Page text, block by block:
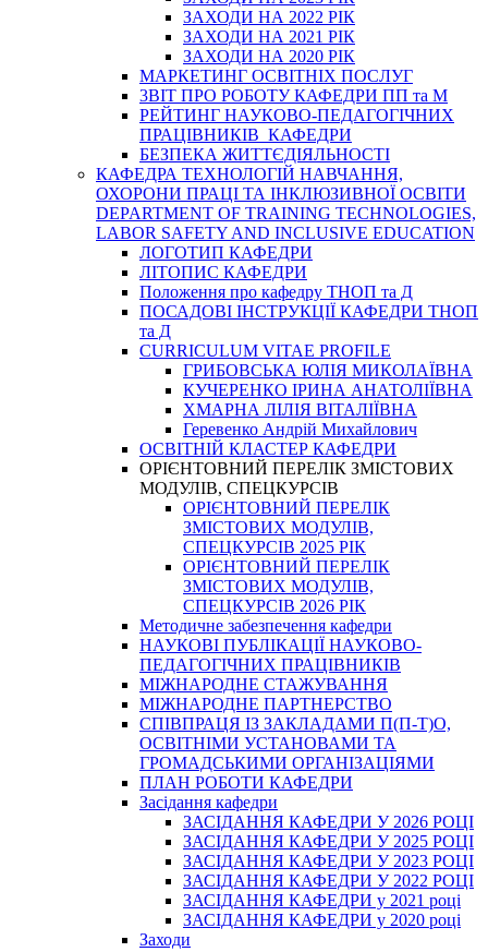
ЗАХОДИ НА 2022 РІК
ЗАХОДИ НА 2021 РІК
ЗАХОДИ НА 2020 РІК
МАРКЕТИНГ ОСВІТНІХ ПОСЛУГ
3BIT ПРО РОБОТУ КАФЕДРИ ПП та М
РЕЙТИНГ НАУКОВО-ПЕДАГОГІЧНИХ
ПРАЦІВНИКІВ КАФЕДРИ
БЕЗПЕКА ЖИТТЄДІЯЛЬНОСТІ
КАФЕДРА ТЕХНОЛОГІЙ НАВЧАННЯ,
ОХОРОНИ ПРАЦІ ТА ІНКЛЮЗИВНОЇ ОСВІТИ
DEPARTMENT OF TRAINING TECHNOLOGIES,
LABOR SAFETY AND INCLUSIVE EDUCATION
ЛОГОТИП КАФЕДРИ
ЛІТОПИС КАФЕДРИ
Положення про кафедру ТНОП та Д
ПОСАДОВІ ІНСТРУКЦІЇ КАФЕДРИ ТНОП
та Д
CURRICULUM VITAE PROFILE
ГРИБОВСЬКА ЮЛІЯ МИКОЛАЇВНА
КУЧЕРЕНКО ІРИНА АНАТОЛІЇВНА
ХМАРНА ЛІЛІЯ ВІТАЛІЇВНА
Геревенко Андрій Михайлович
ОСВІТНІЙ КЛАСТЕР КАФЕДРИ
ОРІЄНТОВНИЙ ПЕРЕЛІК ЗМІСТОВИХ
МОДУЛІВ, СПЕЦКУРСІВ
ОРІЄНТОВНИЙ ПЕРЕЛІК
ЗМІСТОВИХ МОДУЛІВ,
СПЕЦКУРСІВ 2025 РІК
ОРІЄНТОВНИЙ ПЕРЕЛІК
ЗМІСТОВИХ МОДУЛІВ,
СПЕЦКУРСІВ 2026 РІК
Методичне забезпечення кафедри
НАУКОВІ ПУБЛІКАЦІЇ НАУКОВО-
ПЕДАГОГІЧНИХ ПРАЦІВНИКІВ
МІЖНАРОДНЕ СТАЖУВАННЯ
МІЖНАРОДНЕ ПАРТНЕРСТВО
СПІВПРАЦЯ ІЗ ЗАКЛАДАМИ П(П-Т)О,
ОСВІТНІМИ УСТАНОВАМИ ТА
ГРОМАДСЬКИМИ ОРГАНІЗАЦІЯМИ
ПЛАН РОБОТИ КАФЕДРИ
Засідання кафедри
ЗАСІДАННЯ КАФЕДРИ У 2026 РОЦІ
ЗАСІДАННЯ КАФЕДРИ У 2025 РОЦІ
ЗАСІДАННЯ КАФЕДРИ У 2023 РОЦІ
ЗАСІДАННЯ КАФЕДРИ У 2022 РОЦІ
ЗАСІДАННЯ КАФЕДРИ у 2021 році
ЗАСІДАННЯ КАФЕДРИ у 2020 році
Заходи